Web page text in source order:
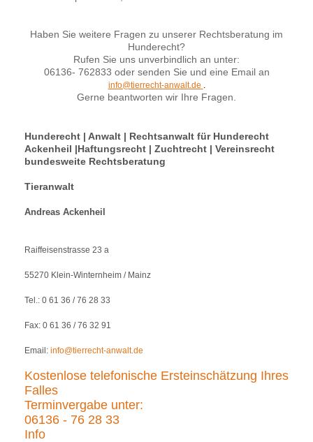
Haben Sie weitere Fragen zu unserer Rechtsberatung im
Hunderecht?
Rufen Sie uns unverbindlich an unter:
06136- 762833 oder senden Sie und eine Email an
info@tierrecht-anwalt.de .
Gerne beantworten wir Ihre Fragen.
Hunderecht | Anwalt | Rechtsanwalt für Hunderecht
Ackenheil |Haftungsrecht | Zuchtrecht | Vereinsrecht
bundesweite Rechtsberatung
Tieranwalt
Andreas Ackenheil
Raiffeisenstrasse 23 a
55270 Klein-Winternheim / Mainz
Tel.: 0 61 36 / 76 28 33
Fax: 0 61 36 / 76 32 91
Email: info@tierrecht-anwalt.de
Kostenlose telefonische Ersteinschätzung Ihres
Falles
Terminvergabe unter:
06136 - 76 28 33
Info